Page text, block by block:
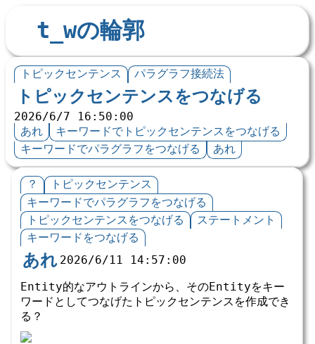
t_wの輪郭
トピックセンテンス パラグラフ接続法
トピックセンテンスをつなげる
2026/6/7 16:50:00
あれ
キーワードでトピックセンテンスをつなげる
キーワードでパラグラフをつなげる
あれ
？
トピックセンテンス
キーワードでパラグラフをつなげる
トピックセンテンスをつなげる
ステートメント
キーワードをつなげる
あれ 2026/6/11 14:57:00
Entity的なアウトラインから、そのEntityをキー
ワードとしてつなげたトピックセンテンスを作成でき
る？